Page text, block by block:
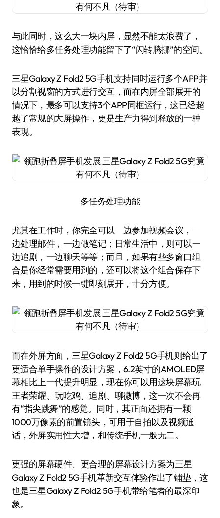
与此同时，这么大一块内屏，显然不能太浪费了，
这恰恰给多任务处理功能留下了“闪转腾挪”的空间。
三星Galaxy Z Fold2 5G手机支持同时运行多个APP并
以分割视窗的方式进行交互，而在内屏全部展开的
情况下，最多可以支持3个APP同框运行，这已经超
越了常规的大屏操作，更是生产力得到释放的一种
表现。
多任务处理功能
尤其在工作时，你完全可以一边参加视频会议，一
边处理邮件，一边做笔记；日常生活中，则可以一
边追剧，一边聊天等等；而且，如果有些多窗口组
合是你经常需要用到的，还可以将这个组合保存下
来，用到的时候一键即刻展开，十分方便。
而在外屏方面，三星Galaxy Z Fold2 5G手机则给出了
更适合单手操作的设计方案，6.2英寸的AMOLED屏
幕相比上一代提升明显，现在你可以用这块屏幕玩
王者荣耀、玩吃鸡、追剧、聊微博，这一次不会再
有“指尖跳舞”的感觉。同时，其正面还拥有一颗
1000万像素的前置镜头，可用于自拍以及视频通
话，外屏实用性大增，和传统手机一般无二。
更强的屏幕硬件、更合理的屏幕设计方案为三星
Galaxy Z Fold2 5G手机革新交互体验作出了铺垫，这
也是三星Galaxy Z Fold2 5G手机带给笔者的最深印
象。